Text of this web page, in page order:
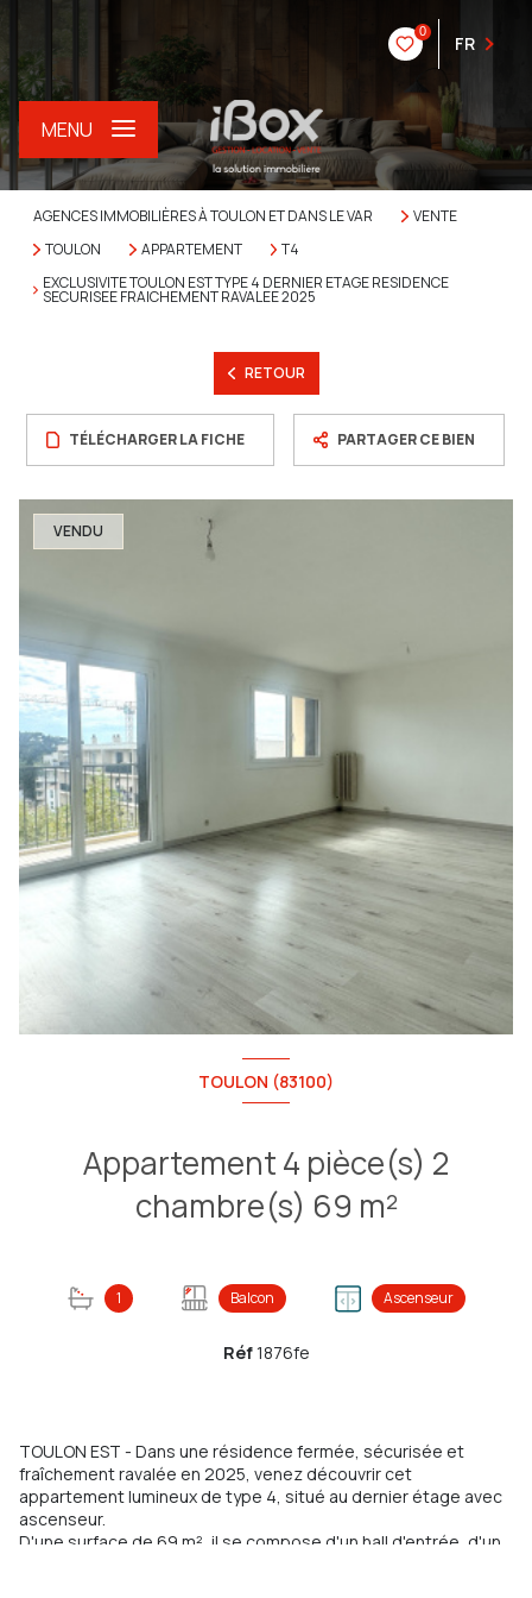
0
FR
MENU
AGENCES IMMOBILIÈRES À TOULON ET DANS LE VAR
VENTE
TOULON
APPARTEMENT
T4
EXCLUSIVITE TOULON EST TYPE 4 DERNIER ETAGE RESIDENCE
SECURISEE FRAICHEMENT RAVALEE 2025
RETOUR
TÉLÉCHARGER LA FICHE PARTAGER CE BIEN
VENDU
TOULON (83100)
Appartement 4 pièce(s) 2
chambre(s) 69 m²
1 Balcon Ascenseur
Réf1876fe
TOULON EST - Dans une résidence fermée, sécurisée et
fraîchement ravalée en 2025, venez découvrir cet
appartement lumineux de type 4, situé au dernier étage avec
ascenseur.
D'une surface de 69 m², il se compose d'un hall d'entrée, d'un